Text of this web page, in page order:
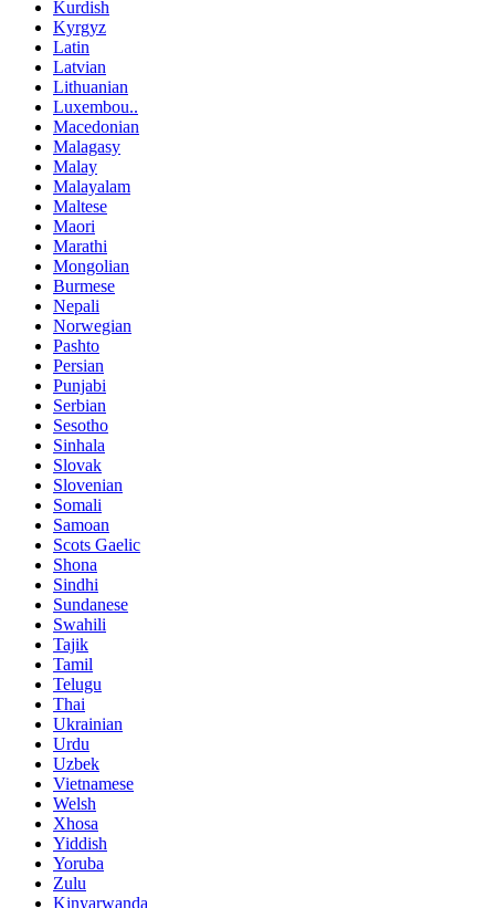
Kurdish
Kyrgyz
Latin
Latvian
Lithuanian
Luxembou..
Macedonian
Malagasy
Malay
Malayalam
Maltese
Maori
Marathi
Mongolian
Burmese
Nepali
Norwegian
Pashto
Persian
Punjabi
Serbian
Sesotho
Sinhala
Slovak
Slovenian
Somali
Samoan
Scots Gaelic
Shona
Sindhi
Sundanese
Swahili
Tajik
Tamil
Telugu
Thai
Ukrainian
Urdu
Uzbek
Vietnamese
Welsh
Xhosa
Yiddish
Yoruba
Zulu
Kinyarwanda